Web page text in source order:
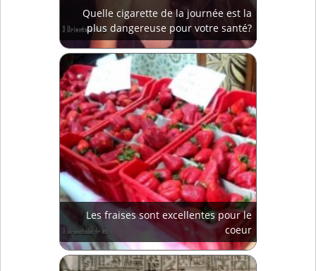
Quelle cigarette de la journée est la
plus dangereuse pour votre santé?
Les fraises sont excellentes pour le
coeur